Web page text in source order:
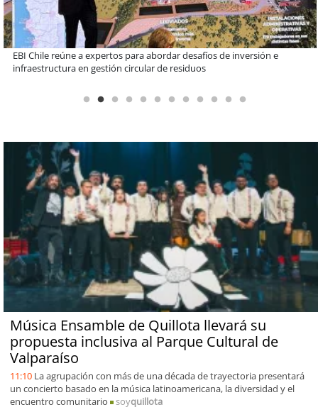
Más de 1.600 alumnos han sido parte de programa Súper Sano de
Sopraval en lo que va del año
Música Ensamble de Quillota llevará su
propuesta inclusiva al Parque Cultural de
Valparaíso
11:10 La agrupación con más de una década de trayectoria presentará
un concierto basado en la música latinoamericana, la diversidad y el
encuentro comunitario
soyquillota